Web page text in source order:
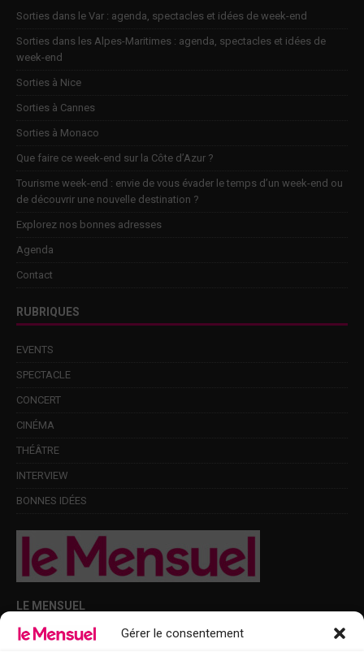
Gérer le consentement
Sorties dans le Var : agenda, spectacles et idées de week-end
Sorties dans les Alpes-Maritimes : agenda, spectacles et idées de
week-end
Sorties à Nice
Sorties à Cannes
Sorties à Monaco
Que faire ce week-end sur la Côte d’Azur ?
Tourisme week-end : envie de vous évader le temps d’un week-end ou
de découvrir une nouvelle destination ?
Explorez nos bonnes adresses
Agenda
Contact
RUBRIQUES
EVENTS
SPECTACLE
CONCERT
CINÉMA
THÉÂTRE
INTERVIEW
BONNES IDÉES
LE MENSUEL
Points de diffusion Var et Alpes-Maritimes : oû trouver Le Mensuel ?